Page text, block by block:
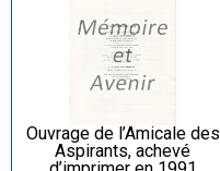
Ouvrage de l’Amicale des
Aspirants, achevé